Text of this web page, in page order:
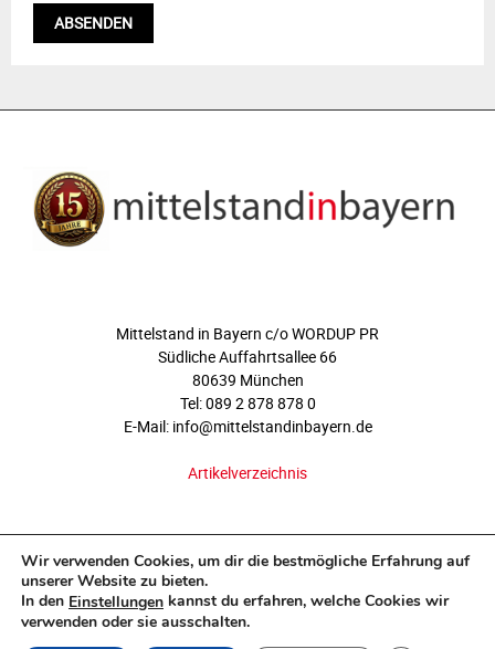
Mittelstand in Bayern c/o WORDUP PR
Südliche Auffahrtsallee 66
80639 München
Tel: 089 2 878 878 0
E-Mail: info@mittelstandinbayern.de
Artikelverzeichnis
Wir verwenden Cookies, um dir die bestmögliche Erfahrung auf
unserer Website zu bieten.
In den Einstellungen kannst du erfahren, welche Cookies wir
verwenden oder sie ausschalten.